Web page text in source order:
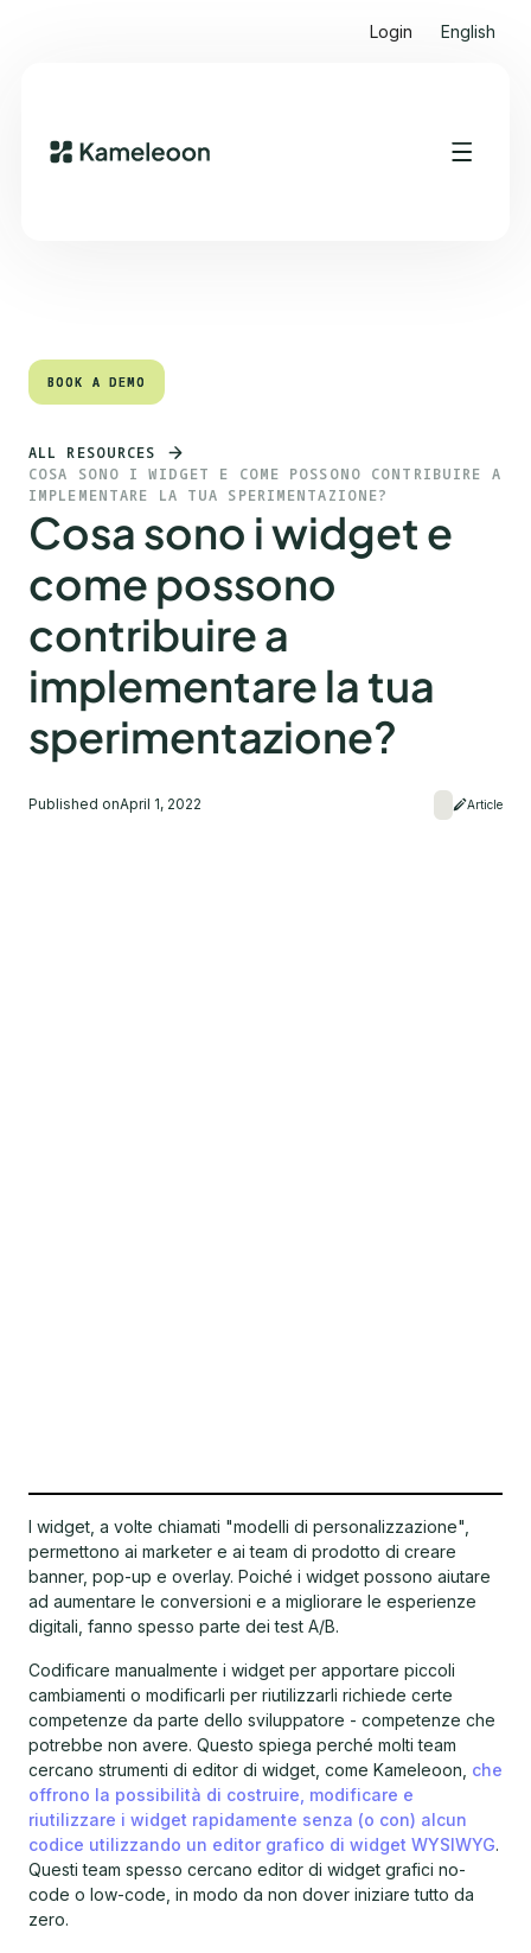
Login English
Quick links
BOOK A DEMO
BOOK A DEMO
ALL RESOURCES
COSA SONO I WIDGET E COME POSSONO CONTRIBUIRE A
IMPLEMENTARE LA TUA SPERIMENTAZIONE?
Cosa sono i widget e
come possono
contribuire a
implementare la tua
sperimentazione?
Published onApril 1, 2022 Article
I widget, a volte chiamati "modelli di personalizzazione",
permettono ai marketer e ai team di prodotto di creare
banner, pop-up e overlay. Poiché i widget possono aiutare
ad aumentare le conversioni e a migliorare le esperienze
digitali, fanno spesso parte dei test A/B.
Codificare manualmente i widget per apportare piccoli
cambiamenti o modificarli per riutilizzarli richiede certe
competenze da parte dello sviluppatore - competenze che
potrebbe non avere. Questo spiega perché molti team
cercano strumenti di editor di widget, come Kameleoon, che
offrono la possibilità di costruire, modificare e
riutilizzare i widget rapidamente senza (o con) alcun
codice utilizzando un editor grafico di widget WYSIWYG.
Questi team spesso cercano editor di widget grafici no-
code o low-code, in modo da non dover iniziare tutto da
zero.